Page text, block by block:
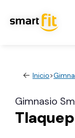
Inicio>
Gimnasio